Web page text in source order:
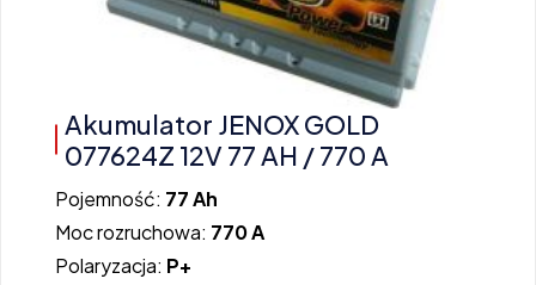
Akumulator JENOX GOLD
077624Z 12V 77 AH / 770 A
Pojemność: 77 Ah
Moc rozruchowa: 770 A
Polaryzacja: P+